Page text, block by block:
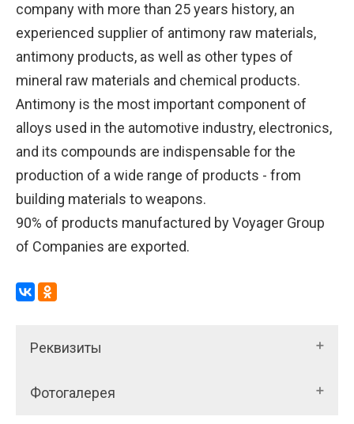
company with more than 25 years history, an
experienced supplier of antimony raw materials,
antimony products, as well as other types of
mineral raw materials and chemical products.
Antimony is the most important component of
alloys used in the automotive industry, electronics,
and its compounds are indispensable for the
production of a wide range of products - from
building materials to weapons.
90% of products manufactured by Voyager Group
of Companies are exported.
Реквизиты
Фотогалерея